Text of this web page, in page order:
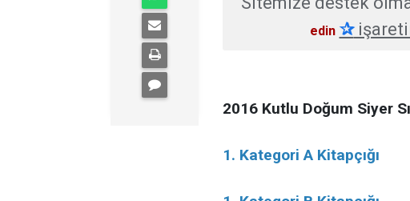
edin ✰
2016 Kutlu Doğum Siyer
1. Kategori A Kitapçığı